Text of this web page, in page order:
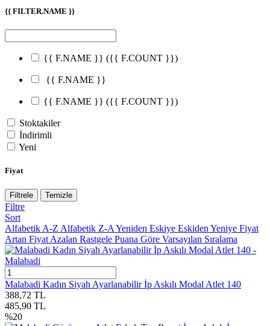
{{ FILTER.NAME }}
{{ F.NAME }} ({{ F.COUNT }})
{{ F.NAME }}
{{ F.NAME }} ({{ F.COUNT }})
Stoktakiler
İndirimli
Yeni
Fiyat
Filtrele Temizle
Filtre
Sort
Alfabetik A-Z Alfabetik Z-AYeniden Eskiye Eskiden Yeniye Fiyat
Artan Fiyat Azalan Rastgele Puana Göre Varsayılan Sıralama
Malabadi Kadın Siyah Ayarlanabilir İp Askılı Modal Atlet 140
388,72 TL
485,90 TL
%20